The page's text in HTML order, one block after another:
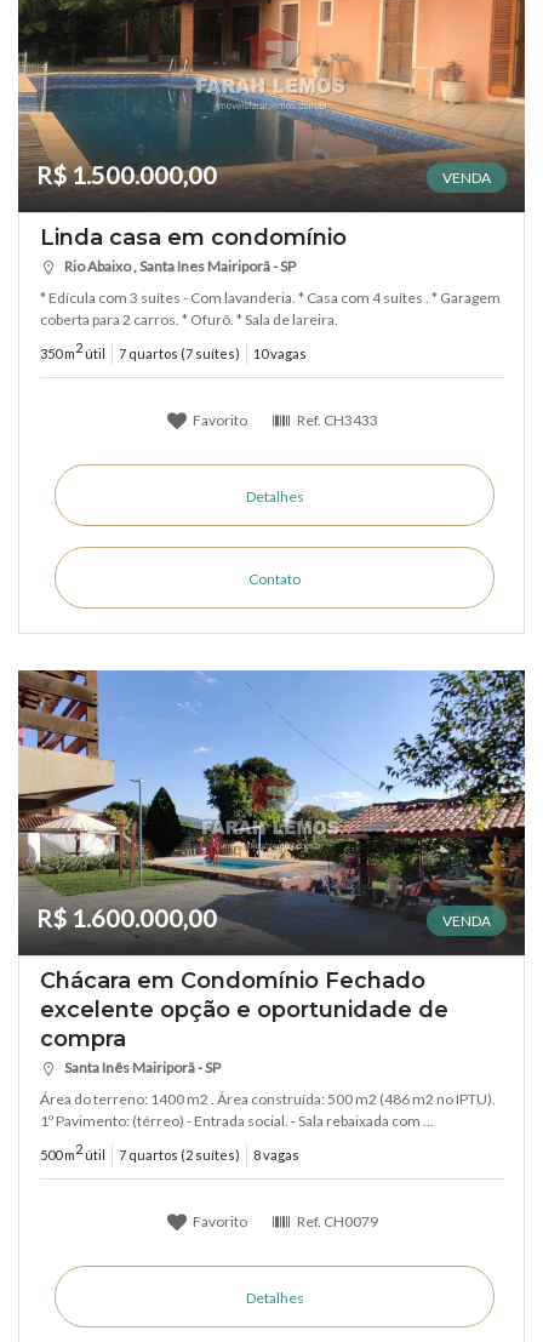
R$ 1.500.000,00 VENDA
Linda casa em condomínio
Rio Abaixo , Santa Ines Mairiporã - SP
* Edícula com 3 suítes - Com lavanderia. * Casa com 4 suítes . * Garagem
coberta para 2 carros. * Ofurô. * Sala de lareira.
350 m2 útil 7 quartos (7 suítes) 10 vagas
Favorito Ref. CH3433
Detalhes
Contato
R$ 1.600.000,00 VENDA
Chácara em Condomínio Fechado
excelente opção e oportunidade de
compra
Santa Inês Mairiporã - SP
Área do terreno: 1400 m2 . Área construída: 500 m2 (486 m2 no IPTU).
1º Pavimento: (térreo) - Entrada social. - Sala rebaixada com ...
500 m2 útil 7 quartos (2 suítes) 8 vagas
Favorito Ref. CH0079
Detalhes